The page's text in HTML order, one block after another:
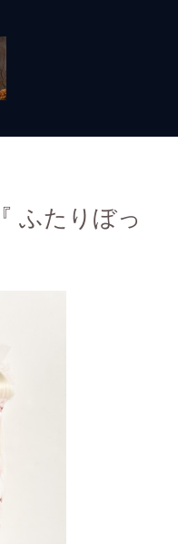
ふたりぼっ